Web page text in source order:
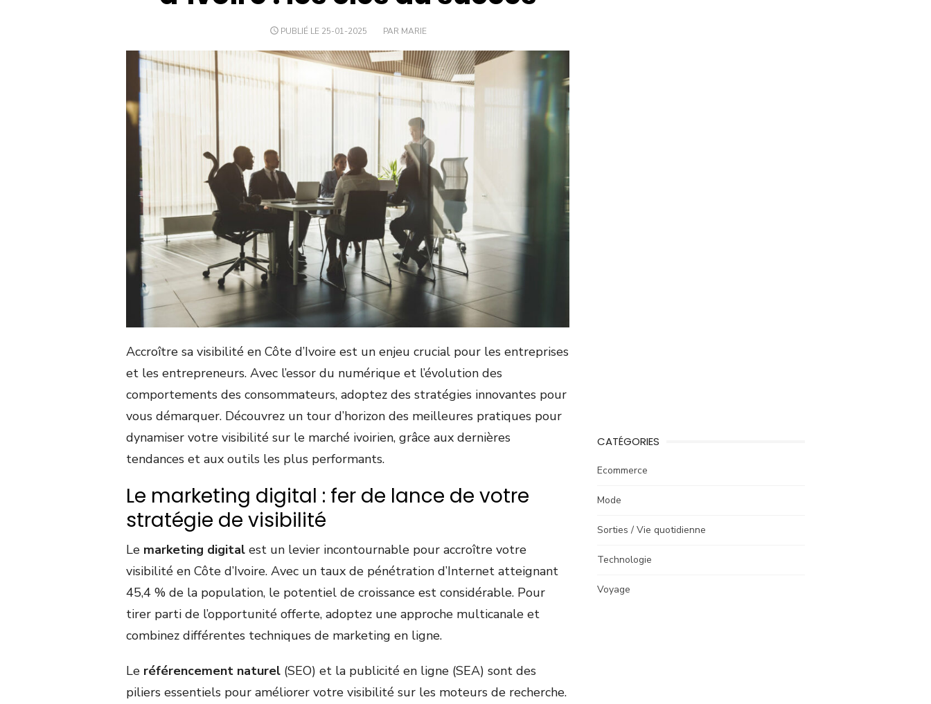
PUBLIÉ LE 25-01-2025 PAR MARIE
Accroître sa visibilité en Côte d’Ivoire est un enjeu crucial pour les entreprises
et les entrepreneurs. Avec l’essor du numérique et l’évolution des
comportements des consommateurs, adoptez des stratégies innovantes pour
vous démarquer. Découvrez un tour d’horizon des meilleures pratiques pour
dynamiser votre visibilité sur le marché ivoirien, grâce aux dernières
tendances et aux outils les plus performants.
Le marketing digital : fer de lance de votre
stratégie de visibilité
Le marketing digital est un levier incontournable pour accroître votre
visibilité en Côte d’Ivoire. Avec un taux de pénétration d’Internet atteignant
45,4 % de la population, le potentiel de croissance est considérable. Pour
tirer parti de l’opportunité offerte, adoptez une approche multicanale et
combinez différentes techniques de marketing en ligne.
Le référencement naturel (SEO) et la publicité en ligne (SEA) sont des
piliers essentiels pour améliorer votre visibilité sur les moteurs de recherche.
CATÉGORIES
Ecommerce
Mode
Sorties / Vie quotidienne
Technologie
Voyage